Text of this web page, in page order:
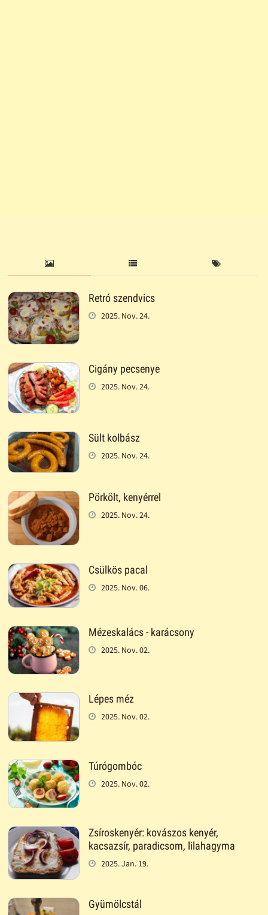
Retró szendvics
2025. Nov. 24.
Cigány pecsenye
2025. Nov. 24.
Sült kolbász
2025. Nov. 24.
Pörkölt, kenyérrel
2025. Nov. 24.
Csülkös pacal
2025. Nov. 06.
Mézeskalács - karácsony
2025. Nov. 02.
Lépes méz
2025. Nov. 02.
Túrógombóc
2025. Nov. 02.
Zsíroskenyér: kovászos kenyér,
kacsazsír, paradicsom, lilahagyma
2025. Jan. 19.
Gyümölcstál